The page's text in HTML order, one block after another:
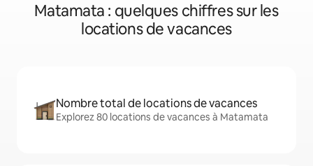
Matamata : quelques chiffres sur les
locations de vacances
Nombre total de locations de vacances
Explorez 80 locations de vacances à Matamata